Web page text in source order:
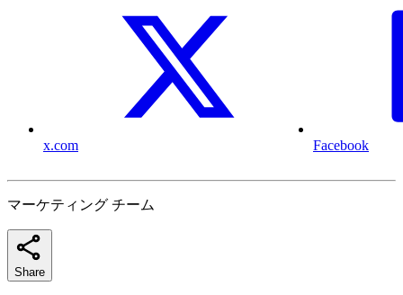
x.com Facebook
マーケティング チーム
Share